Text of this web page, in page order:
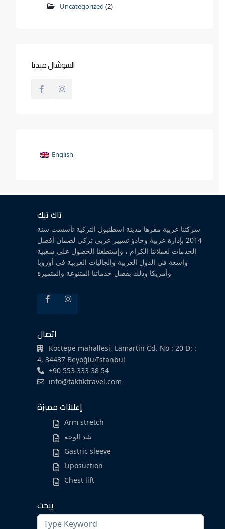
Uncategorized (2)
السوشال ميديا
English
تاك تيك
شركتنا عربية مقرها مدينة اسطنبول التركية تأسست سنة
2014 بإدارة عربية وحادؤ تسيير عربي تركي لضمان أفضل
الخدمات لعملائنا الكرام ، وإستطعنا الحصول على شعبية
واسعة في الدول العربية والجاليات العربية في أوروبا
وأمريكا وذلك بفضل خدماتنا المتنوعة والمتميزة
اتصال
Koctepe mahallesi, Lamartin Cd. No : 20 D: :
4, 34437 Beyoğlu/İstanbul
+90 553 333 38 54
info@taktiktravel.com
إعلانات مميزة
Arm stretch
شد الوجه
Gastric sleeve
Liposuction
Chest lift
يبحث
Search